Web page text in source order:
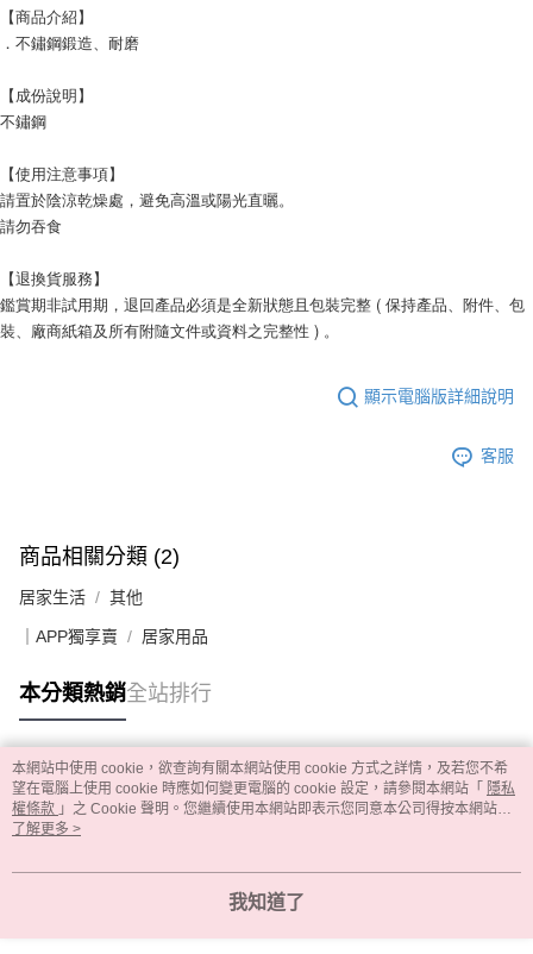
【商品介紹】
．不鏽鋼鍛造、耐磨
【成份說明】
不鏽鋼
【使用注意事項】
請置於陰涼乾燥處，避免高溫或陽光直曬。
請勿吞食
【退換貨服務】
鑑賞期非試用期，退回產品必須是全新狀態且包裝完整 ( 保持產品、附件、包
裝、廠商紙箱及所有附隨文件或資料之完整性 ) 。
顯示電腦版詳細說明
客服
商品相關分類 (2)
居家生活 其他
｜APP獨享賣 居家用品
本分類熱銷全站排行
熱門標籤
本網站中使用 cookie，欲查詢有關本網站使用 cookie 方式之詳情，及若您不希
望在電腦上使用 cookie 時應如何變更電腦的 cookie 設定，請參閱本網站「 隱私
權條款 」之 Cookie 聲明。您繼續使用本網站即表示您同意本公司得按本網站使
用條款之 Cookie 聲明使用 cookie。
了解更多 >
我知道了